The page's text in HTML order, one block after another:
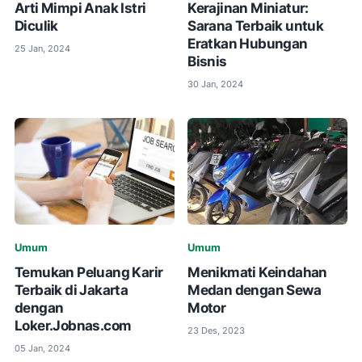
Arti Mimpi Anak Istri
Diculik
25 Jan, 2024
Kerajinan Miniatur:
Sarana Terbaik untuk
Eratkan Hubungan
Bisnis
30 Jan, 2024
Umum
Temukan Peluang Karir
Terbaik di Jakarta
dengan
Loker.Jobnas.com
05 Jan, 2024
Umum
Menikmati Keindahan
Medan dengan Sewa
Motor
23 Des, 2023